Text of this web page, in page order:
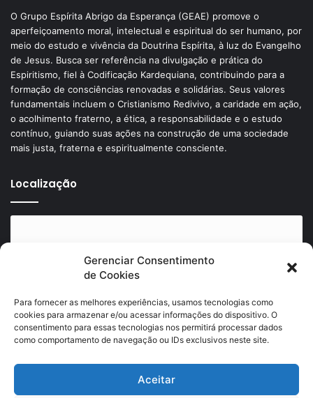
Gerenciar Consentimento
de Cookies
Para fornecer as melhores experiências, usamos tecnologias como
cookies para armazenar e/ou acessar informações do dispositivo. O
consentimento para essas tecnologias nos permitirá processar dados
como comportamento de navegação ou IDs exclusivos neste site.
Aceitar
O Grupo Espírita Abrigo da Esperança (GEAE) promove o
aperfeiçoamento moral, intelectual e espiritual do ser humano, por
meio do estudo e vivência da Doutrina Espírita, à luz do Evangelho
de Jesus. Busca ser referência na divulgação e prática do
Espiritismo, fiel à Codificação Kardequiana, contribuindo para a
formação de consciências renovadas e solidárias. Seus valores
fundamentais incluem o Cristianismo Redivivo, a caridade em ação,
o acolhimento fraterno, a ética, a responsabilidade e o estudo
contínuo, guiando suas ações na construção de uma sociedade
mais justa, fraterna e espiritualmente consciente.
Localização
ativar este conteúdo